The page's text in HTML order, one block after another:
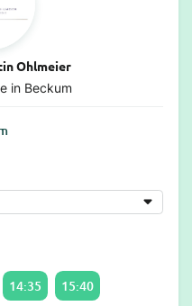
Ohlmeier
in Beckum
14:35 15:40